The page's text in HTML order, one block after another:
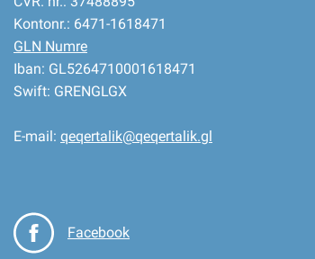
Kontonr.: 6471-1618471
GLN Numre
Iban: GL5264710001618471
Swift: GRENGLGX
E-mail: qeqertalik@qeqertalik.gl
Facebook